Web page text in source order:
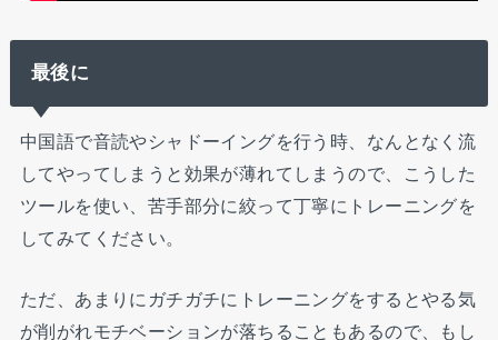
最後に
中国語で音読やシャドーイングを行う時、なんとなく流
してやってしまうと効果が薄れてしまうので、こうした
ツールを使い、苦手部分に絞って丁寧にトレーニングを
してみてください。
ただ、あまりにガチガチにトレーニングをするとやる気
が削がれモチベーションが落ちることもあるので、もし